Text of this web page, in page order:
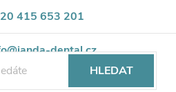
415 653 201
dental.cz
Ochrana osobních údajů
HLEDAT